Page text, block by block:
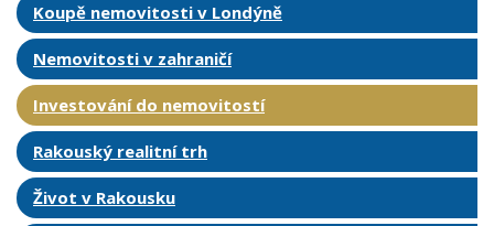
Koupě nemovitosti v Londýně
Nemovitosti v zahraničí
Investování do nemovitostí
Rakouský realitní trh
Život v Rakousku